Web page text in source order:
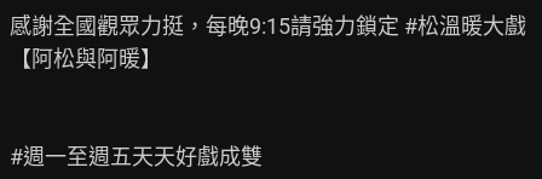
感謝全國觀眾力挺，每晚9:15請強力鎖定 #松溫暖大戲
【阿松與阿暖】
#週一至週五天天好戲成雙